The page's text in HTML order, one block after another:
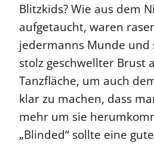
Blitzkids? Wie aus dem
aufgetaucht, waren
jedermanns Munde
stolz geschwellter Brust
Tanzfläche, um auch
klar zu machen, dass
mehr um sie
„Blinded“ sollte eine